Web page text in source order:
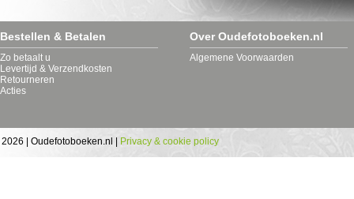
Bestellen & Betalen
Zo betaalt u
Levertijd & Verzendkosten
Retourneren
Acties
Over Oudefotoboeken.nl
Algemene Voorwaarden
| Oudefotoboeken.nl | Privacy & cookie policy